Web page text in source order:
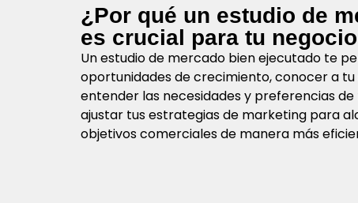
¿Por qué un estudio de
es crucial para tu
Un estudio de mercado bien ejecutado te
oportunidades de crecimiento, conocer a
entender las necesidades y preferencias de
ajustar tus estrategias de marketing para
objetivos comerciales de manera más